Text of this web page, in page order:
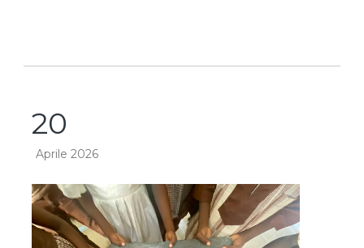
20
Aprile 2026